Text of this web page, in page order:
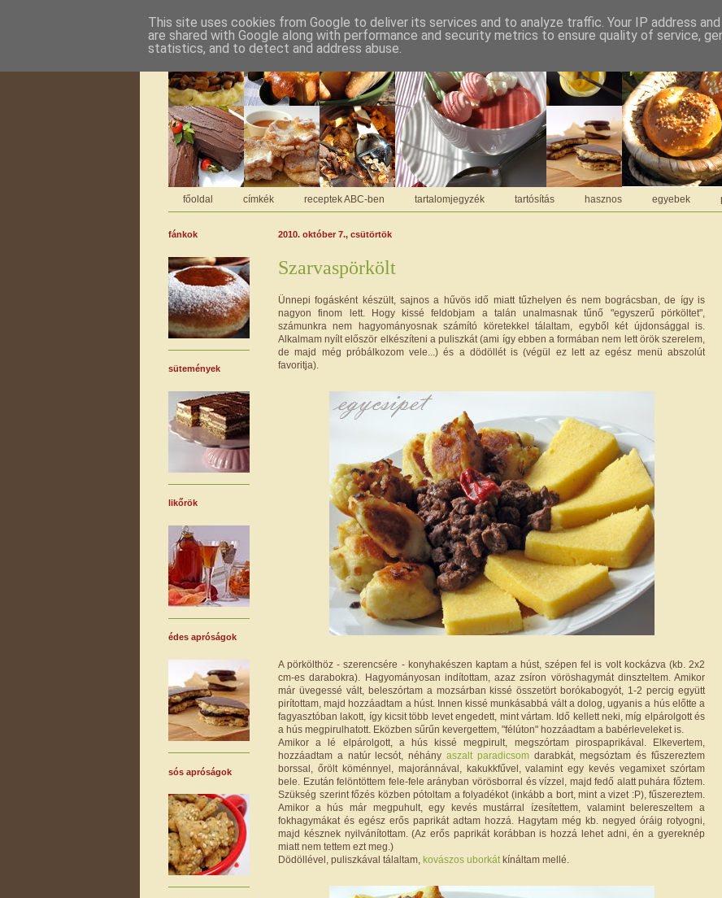
főoldal címkék receptek ABC-ben tartalomjegyzék tartósítás hasznos egyebek
2010. október 7., csütörtök
Szarvaspörkölt
Ünnepi fogásként készült, sajnos a hűvös idő miatt tűzhelyen és nem bográcsban, de így is
nagyon finom lett. Hogy kissé feldobjam a talán unalmasnak tűnő "egyszerű pörköltet",
számunkra nem hagyományosnak számító köretekkel tálaltam, egyből két újdonsággal is.
Alkalmam nyílt először elkészíteni a puliszkát (ami így ebben a formában nem lett örök szerelem,
de majd még próbálkozom vele...) és a dödöllét is (végül ez lett az egész menü abszolút
favoritja).
A pörkölthöz - szerencsére - konyhakészen kaptam a húst, szépen fel is volt kockázva (kb. 2x2
cm-es darabokra). Hagyományosan indítottam, azaz zsíron vöröshagymát dinszteltem. Amikor
már üvegessé vált, beleszórtam a mozsárban kissé összetört borókabogyót, 1-2 percig együtt
pirítottam, majd hozzáadtam a húst. Innen kissé munkásabbá vált a dolog, ugyanis a hús előtte a
fagyasztóban lakott, így kicsit több levet engedett, mint vártam. Idő kellett neki, míg elpárolgott és
a hús megpirulhatott. Eközben sűrűn kevergettem, "félúton" hozzáadtam a babérleveleket is.
Amikor a lé elpárolgott, a hús kissé megpirult, megszórtam pirospaprikával. Elkevertem,
hozzáadtam a natúr lecsót, néhány aszalt paradicsomdarabkát, megsóztam és fűszereztem
borssal, őrölt köménnyel, majoránnával, kakukkfűvel, valamint egy kevés vegamixet szórtam
bele. Ezután felöntöttem fele-fele arányban vörösborral és vízzel, majd fedő alatt puhára főztem.
Szükség szerint főzés közben pótoltam a folyadékot (inkább a bort, mint a vizet :P), fűszereztem.
Amikor a hús már megpuhult, egy kevés mustárral ízesítettem, valamint belereszeltem a
fokhagymákat és egész erős paprikát adtam hozzá. Hagytam még kb. negyed óráig rotyogni,
majd késznek nyilvánítottam. (Az erős paprikát korábban is hozzá lehet adni, én a gyereknép
miatt nem tettem ezt meg.)
Dödöllével, puliszkával tálaltam, kovászos uborkát kínáltam mellé.
fánkok
sütemények
likőrök
édes apróságok
sós apróságok
This site uses cookies from Google to deliver its services and to analyze traffic. Your IP address
are shared with Google along with performance and security metrics to ensure quality of service,
statistics, and to detect and address abuse.